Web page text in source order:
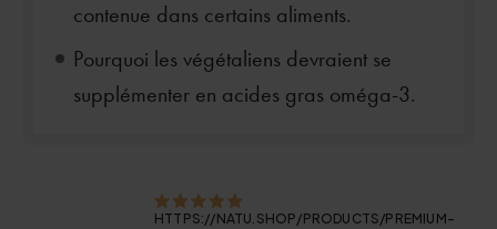
contenue dans certains aliments.
Pourquoi les végétaliens devraient se
supplémenter en acides gras oméga-3.
HTTPS://NATU.SHOP/PRODUCTS/PREMIUM-